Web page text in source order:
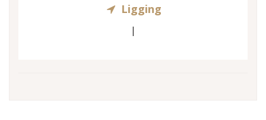
Ligging
|